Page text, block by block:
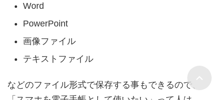
Word
PowerPoint
画像ファイル
テキストファイル
などのファイル形式で保存する事もできるので、